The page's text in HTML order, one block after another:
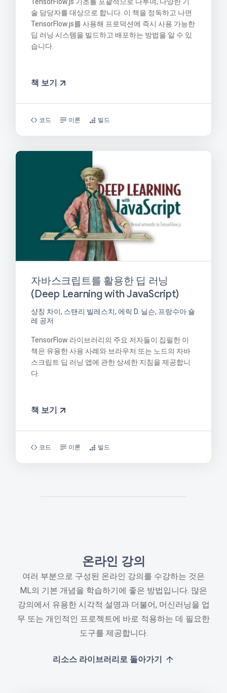
술 담당자를 대상으로 합니다. 이 책을 정독하고 나면
TensorFlow.js를 사용해 프로덕션에 즉시 사용 가능한
딥 러닝 시스템을 빌드하고 배포하는 방법을 알 수 있
습니다.
책 보기
코드 이론 빌드
자바스크립트를 활용한 딥 러닝
(Deep Learning with JavaScript)
샹칭 차이, 스탠리 빌레스치, 에릭 D. 닐슨, 프랑수아 숄
레 공저
TensorFlow 라이브러리의 주요 저자들이 집필한 이
책은 유용한 사용 사례와 브라우저 또는 노드의 자바
스크립트 딥 러닝 앱에 관한 상세한 지침을 제공합니
다.
책 보기
코드 이론 빌드
온라인 강의
여러 부분으로 구성된 온라인 강의를 수강하는 것은
ML의 기본 개념을 학습하기에 좋은 방법입니다. 많은
강의에서 유용한 시각적 설명과 더불어, 머신러닝을 업
무 또는 개인적인 프로젝트에 바로 적용하는 데 필요한
도구를 제공합니다.
리소스 라이브러리로 돌아가기